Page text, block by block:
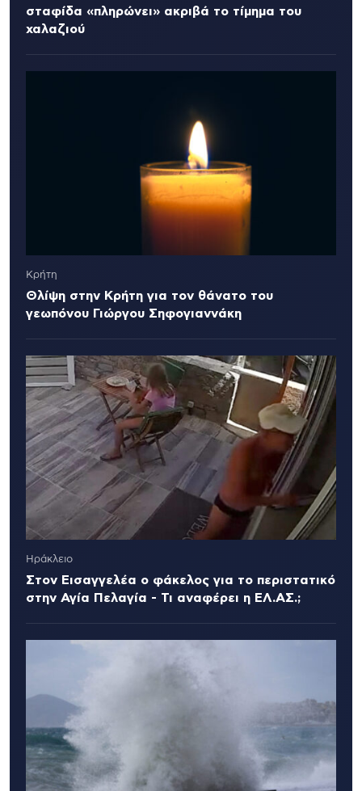
σταφίδα «πληρώνει» ακριβά το τίμημα του
χαλαζιού
Κρήτη
Θλίψη στην Κρήτη για τον θάνατο του
γεωπόνου Γιώργου Σηφογιαννάκη
Ηράκλειο
Στον Εισαγγελέα ο φάκελος για το περιστατικό
στην Αγία Πελαγία - Τι αναφέρει η ΕΛ.ΑΣ.;